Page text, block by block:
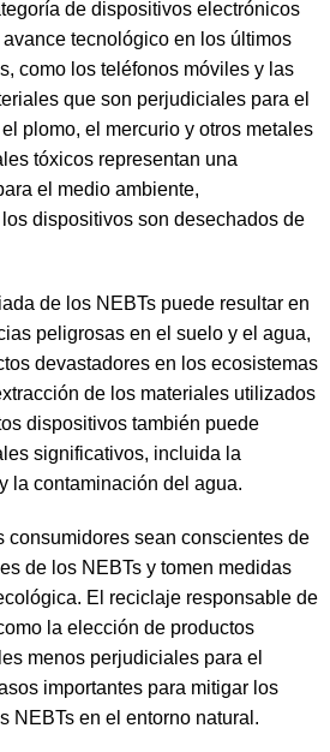
de dispositivos electrónicos
tecnológico en los últimos
como los teléfonos móviles y las
que son perjudiciales para el
plomo, el mercurio y otros metales
tóxicos representan una
el medio ambiente,
dispositivos son desechados de
de los NEBTs puede resultar en
peligrosas en el suelo y el agua,
devastadores en los ecosistemas
de los materiales utilizados
dispositivos también puede
significativos, incluida la
la contaminación del agua.
consumidores sean conscientes de
de los NEBTs y tomen medidas
El reciclaje responsable de
la elección de productos
menos perjudiciales para el
importantes para mitigar los
NEBTs en el entorno natural.